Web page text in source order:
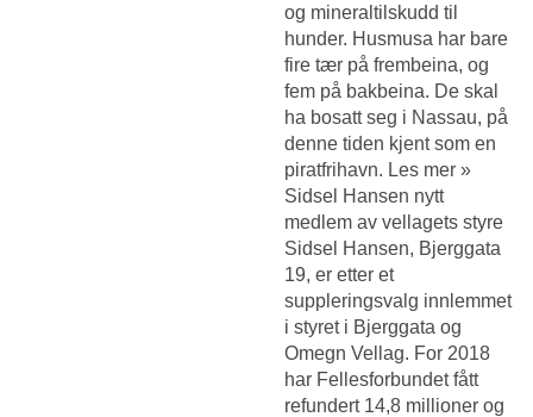
og mineraltilskudd til
hunder. Husmusa har bare
fire tær på frembeina, og
fem på bakbeina. De skal
ha bosatt seg i Nassau, på
denne tiden kjent som en
piratfrihavn. Les mer »
Sidsel Hansen nytt
medlem av vellagets styre
Sidsel Hansen, Bjerggata
19, er etter et
suppleringsvalg innlemmet
i styret i Bjerggata og
Omegn Vellag. For 2018
har Fellesforbundet fått
refundert 14,8 millioner og